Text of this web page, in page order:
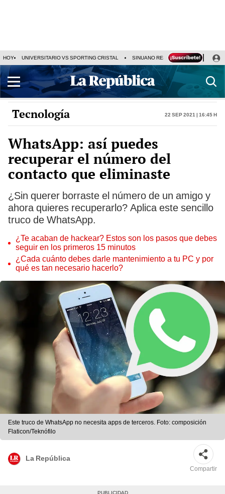
HOY UNIVERSITARIO VS SPORTING CRISTAL SINUANO RESULTADOS HOY
Tecnología 22 Sep 2021 | 16:45 h
WhatsApp: así puedes
recuperar el número del
contacto que eliminaste
¿Sin querer borraste el número de un amigo y
ahora quieres recuperarlo? Aplica este sencillo
truco de WhatsApp.
¿Te acaban de hackear? Estos son los pasos que debes
seguir en los primeros 15 minutos
¿Cada cuánto debes darle mantenimiento a tu PC y por
qué es tan necesario hacerlo?
Este truco de WhatsApp no necesita apps de terceros. Foto: composición
Flaticon/Teknófilo
La República
Compartir